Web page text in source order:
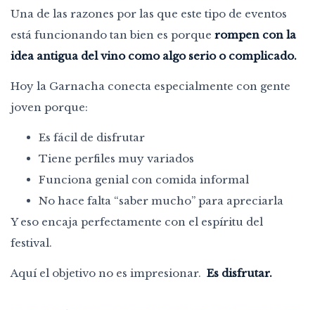
Una de las razones por las que este tipo de eventos
está funcionando tan bien es porque rompen con la
idea antigua del vino como algo serio o complicado.
Hoy la Garnacha conecta especialmente con gente
joven porque:
Es fácil de disfrutar
Tiene perfiles muy variados
Funciona genial con comida informal
No hace falta “saber mucho” para apreciarla
Y eso encaja perfectamente con el espíritu del
festival.
Aquí el objetivo no es impresionar. Es disfrutar.